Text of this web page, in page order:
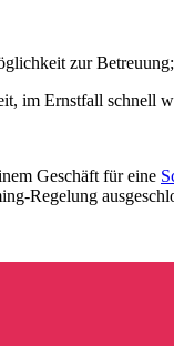
zur
im Ernstfall schnell
Geschäft für eine
Regelung